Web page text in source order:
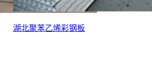
湖北聚苯乙烯彩钢板